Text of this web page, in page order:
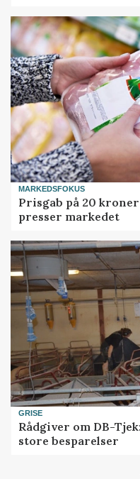
MARKEDSFOKUS
Prisgab på 20
presser markedet
GRISE
Rådgiver om DB-
store besparelser